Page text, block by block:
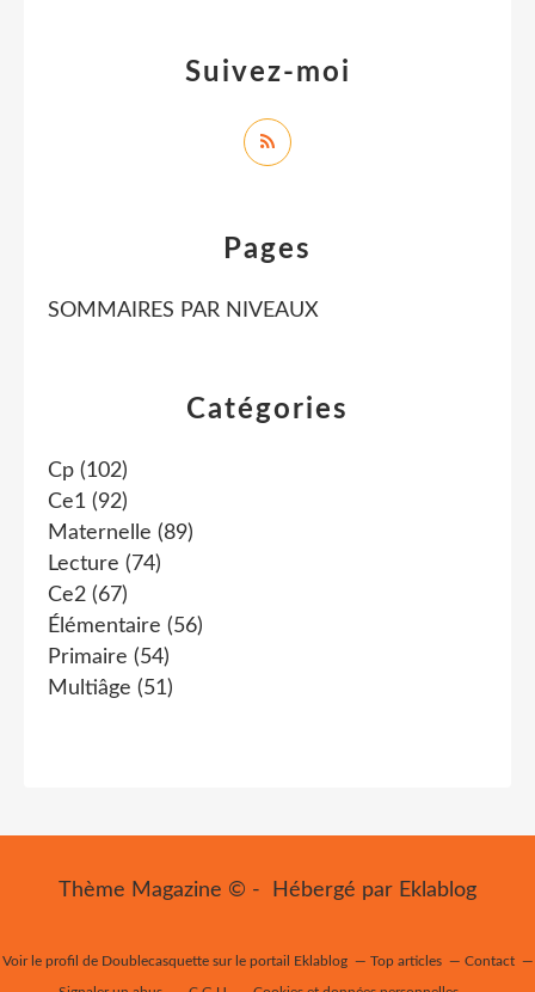
Catégories
Cp (102)
Ce1 (92)
Maternelle (89)
Lecture (74)
Ce2 (67)
Élémentaire (56)
Primaire (54)
Multiâge (51)
Pages
SOMMAIRES PAR NIVEAUX
Suivez-moi
Thème Magazine © - Hébergé par Eklablog
Voir le profil de Doublecasquettesur le portail Eklablog Top articles Contact